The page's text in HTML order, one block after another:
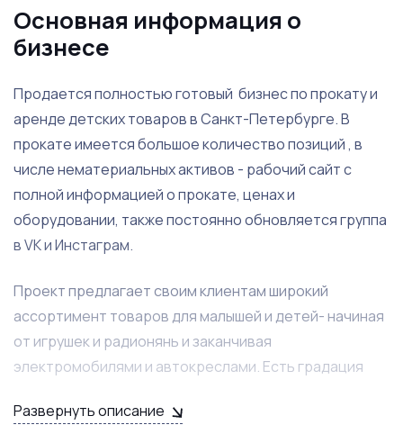
Основная информация о
бизнесе
Продается полностью готовый бизнес по прокату и
аренде детских товаров в Санкт-Петербурге. В
прокате имеется большое количество позиций , в
числе нематериальных активов - рабочий сайт с
полной информацией о прокате, ценах и
оборудовании, также постоянно обновляется группа
в VK и Инстаграм.
Проект предлагает своим клиентам широкий
ассортимент товаров для малышей и детей- начиная
от игрушек и радионянь и заканчивая
электромобилями и автокреслами. Есть градация
на сайте, предоставляя именно то что нужно
Развернуть описание